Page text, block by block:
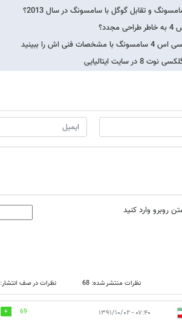
و تقابل گوگل با سامسونگ در سال 2013؟
اش را ببینید
سایت ایتالیایی
روبرو وارد کنید
نظرات منتشر شده: 68 نظرات در صف انتشار: 0
۰۷:۴۰ - ۱۳۹۱/۱۰/۰۲ 69